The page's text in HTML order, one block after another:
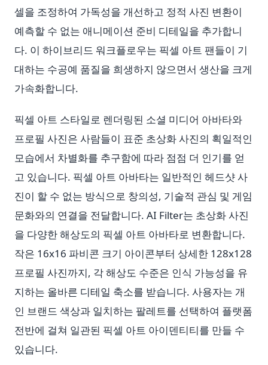
셀을 조정하여 가독성을 개선하고 정적 사진 변환이
예측할 수 없는 애니메이션 준비 디테일을 추가합니
다. 이 하이브리드 워크플로우는 픽셀 아트 팬들이 기
대하는 수공예 품질을 희생하지 않으면서 생산을 크게
가속화합니다.
픽셀 아트 스타일로 렌더링된 소셜 미디어 아바타와
프로필 사진은 사람들이 표준 초상화 사진의 획일적인
모습에서 차별화를 추구함에 따라 점점 더 인기를 얻
고 있습니다. 픽셀 아트 아바타는 일반적인 헤드샷 사
진이 할 수 없는 방식으로 창의성, 기술적 관심 및 게임
문화와의 연결을 전달합니다. AI Filter는 초상화 사진
을 다양한 해상도의 픽셀 아트 아바타로 변환합니다.
작은 16x16 파비콘 크기 아이콘부터 상세한 128x128
프로필 사진까지, 각 해상도 수준은 인식 가능성을 유
지하는 올바른 디테일 축소를 받습니다. 사용자는 개
인 브랜드 색상과 일치하는 팔레트를 선택하여 플랫폼
전반에 걸쳐 일관된 픽셀 아트 아이덴티티를 만들 수
있습니다.